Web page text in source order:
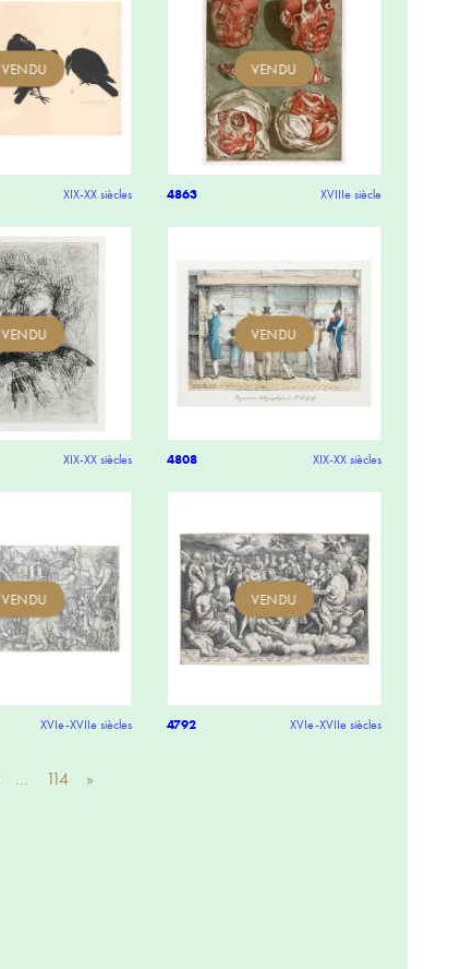
VENDU
XIX-XX siècles
VENDU
4863 XVIIIe siècle
VENDU
XIX-XX siècles
VENDU
4808 XIX-XX siècles
VENDU
XVIe-XVIIe siècles
VENDU
4792 XVIe-XVIIe siècles
… 114 »